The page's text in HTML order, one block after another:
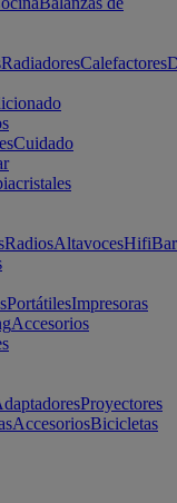
RadiadoresCalefactores
Cuidado
RadiosAltavocesHifi
PortátilesImpresoras
Accesorios
Proyectores
AccesoriosBicicletas